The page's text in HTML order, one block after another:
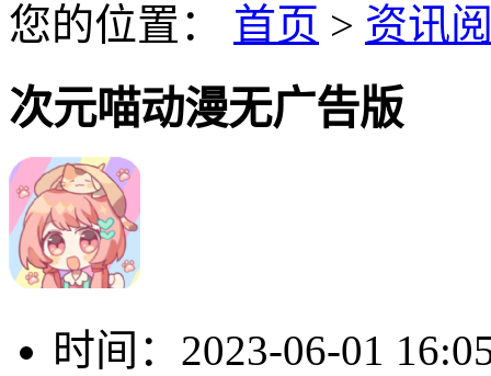
您的位置： 首页 > 资讯
次元喵动漫无广告版
时间： 2023-06-01